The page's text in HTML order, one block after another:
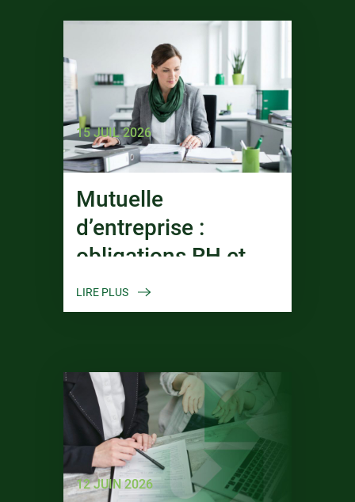
15 JUIL 2026
Mutuelle
d’entreprise :
obligations RH et
Paie
LIRE PLUS
12 JUIN 2026